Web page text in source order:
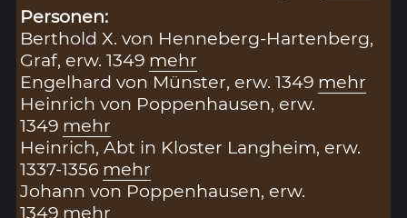
Personen:
Berthold X. von Henneberg-Hartenberg,
Graf, erw. 1349 mehr
Engelhard von Münster, erw. 1349 mehr
Heinrich von Poppenhausen, erw.
1349 mehr
Heinrich, Abt in Kloster Langheim, erw.
1337-1356 mehr
Johann von Poppenhausen, erw.
1349 mehr